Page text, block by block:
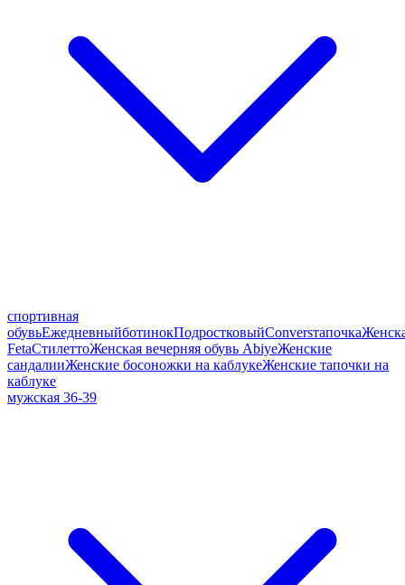
спортивная
обувьЕжедневныйботинокПодростковыйConversтапочка
FetaСтилеттоЖенская вечерняя обувь AbiyeЖенские
сандалииЖенские босоножки на каблукеЖенские тапочки на
каблуке
мужская 36-39